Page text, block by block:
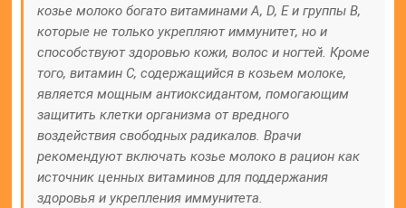
козье молоко богато витаминами А, D, Е и группы В,
которые не только укрепляют иммунитет, но и
способствуют здоровью кожи, волос и ногтей. Кроме
того, витамин С, содержащийся в козьем молоке,
является мощным антиоксидантом, помогающим
защитить клетки организма от вредного
воздействия свободных радикалов. Врачи
рекомендуют включать козье молоко в рацион как
источник ценных витаминов для поддержания
здоровья и укрепления иммунитета.